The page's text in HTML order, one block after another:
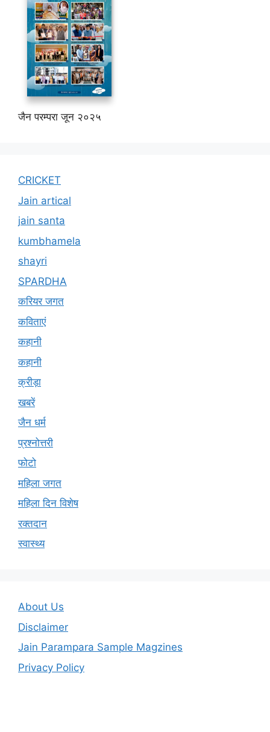
जैन परम्परा जून २०२५
CRICKET
Jain artical
jain santa
kumbhamela
shayri
SPARDHA
करियर जगत
कविताएं
कहानी
कहानी
क्रीड़ा
खबरें
जैन धर्म
प्रश्नोत्तरी
फोटो
महिला जगत
महिला दिन विशेष
रक्तदान
स्वास्थ्य
About Us
Disclaimer
Jain Parampara Sample Magzines
Privacy Policy